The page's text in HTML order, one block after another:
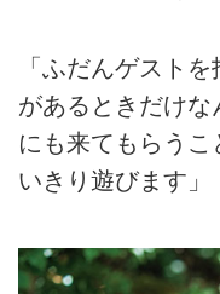
「ふだんゲスト
があるときだけな
にも来てもらう
いきり遊びます」